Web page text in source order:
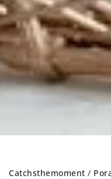
Catchsthemoment /